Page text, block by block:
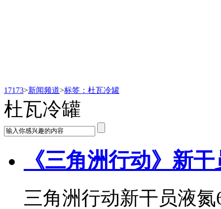
17173>新闻频道>标签：杜瓦冷罐
杜瓦冷罐
《三角洲行动》新
三角洲行动新干员液